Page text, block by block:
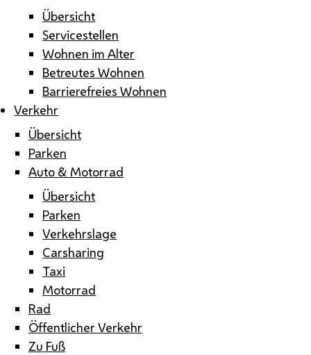
Übersicht
Servicestellen
Wohnen im Alter
Betreutes Wohnen
Barrierefreies Wohnen
Verkehr
Übersicht
Parken
Auto & Motorrad
Übersicht
Parken
Verkehrslage
Carsharing
Taxi
Motorrad
Rad
Öffentlicher Verkehr
Zu Fuß